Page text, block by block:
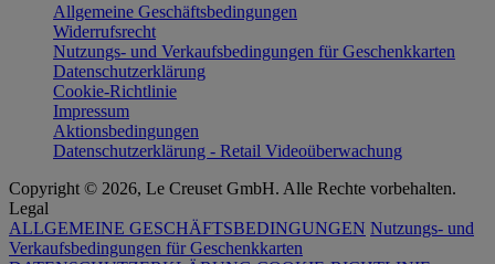
Allgemeine Geschäftsbedingungen
Widerrufsrecht
Nutzungs- und Verkaufsbedingungen für Geschenkkarten
Datenschutzerklärung
Cookie-Richtlinie
Impressum
Aktionsbedingungen
Datenschutzerklärung - Retail Videoüberwachung
Copyright © 2026, Le Creuset GmbH. Alle Rechte vorbehalten.
Legal
ALLGEMEINE GESCHÄFTSBEDINGUNGEN Nutzungs- und
Verkaufsbedingungen für Geschenkkarten